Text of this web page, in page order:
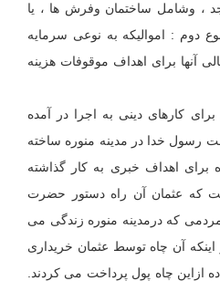
، وشامل ساختمان وفرش ها ، یا
دوم : اموالیکه به نوعی سرمایه
آنها برای اهداف موقوفات هزینه
کارهای دینی به اجرا در آمده
رسول خدا در مدینه منوره ساخته
اهداف خبری به کار گذاشته
که عثمان آن راه دستور حضرت
که درمدینه منوره زندگی می
آن چاه توسط عثمان خریداری
ازاین چاه پول پرداخت می کردند.